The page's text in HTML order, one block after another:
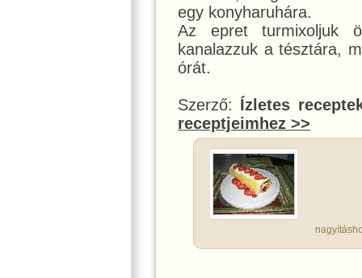
egy konyharuhára.
Az epret turmixoljuk
kanalazzuk a tésztára,
órát.
Szerző: Ízletes
receptjeimhez >>